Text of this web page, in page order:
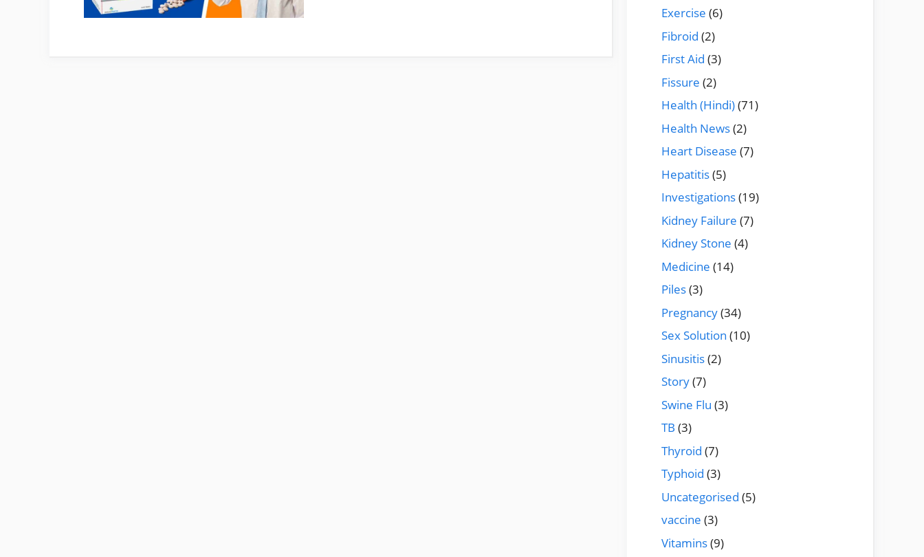
Exercise (6)
Fibroid (2)
First Aid (3)
Fissure (2)
Health (Hindi)(71)
Health News(2)
Heart Disease (7)
Hepatitis(5)
Investigations(19)
Kidney Failure (7)
Kidney Stone (4)
Medicine (14)
Piles(3)
Pregnancy(34)
Sex Solution (10)
Sinusitis(2)
Story(7)
Swine Flu (3)
TB (3)
Thyroid (7)
Typhoid (3)
Uncategorised (5)
vaccine (3)
Vitamins(9)